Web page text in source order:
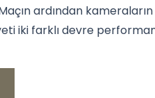
ardından
iki farklı devre